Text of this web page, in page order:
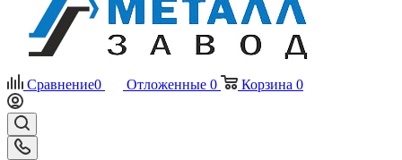
Сравнение0 Отложенные 0 Корзина 0